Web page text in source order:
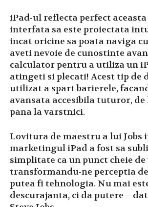
iPad-ul reflecta perfect
interfata sa este proiectata
incat oricine sa poata naviga
aveti nevoie de cunostinte
calculator pentru a utiliza un
atingeti si plecati! Acest tip de
utilizat a spart barierele,
avansata accesibila tuturor,
pana la varstnici.
Lovitura de maestru a lui Jobs
marketingul iPad a fost sa
simplitate ca un punct cheie de
transformandu-ne perceptia
putea fi tehnologia. Nu mai
descurajanta, ci da putere –